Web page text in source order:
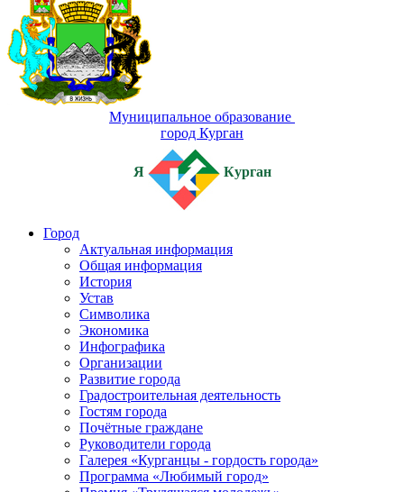
Муниципальное образование
город Курган
Я Курган
Город
Актуальная информация
Общая информация
История
Устав
Символика
Экономика
Инфографика
Организации
Развитие города
Градостроительная деятельность
Гостям города
Почётные граждане
Руководители города
Галерея «Курганцы - гордость города»
Программа «Любимый город»